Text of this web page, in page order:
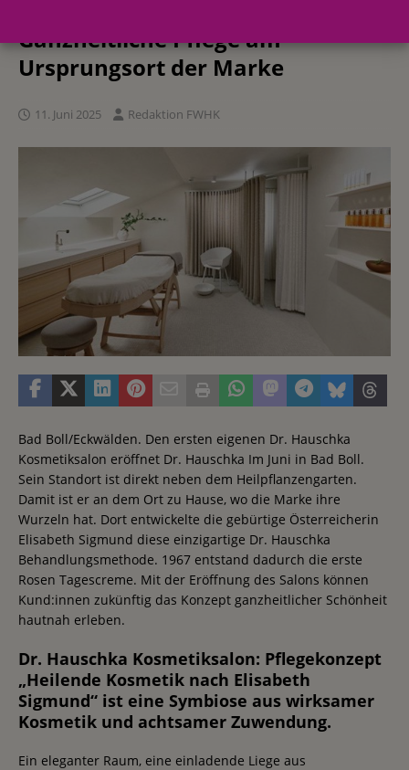
Ganzheitliche Pflege am
Ursprungsort der Marke
11. Juni 2025 Redaktion FWHK
Bad Boll/Eckwälden. Den ersten eigenen Dr. Hauschka
Kosmetiksalon eröffnet Dr. Hauschka Im Juni in Bad Boll.
Sein Standort ist direkt neben dem Heilpflanzengarten.
Damit ist er an dem Ort zu Hause, wo die Marke ihre
Wurzeln hat. Dort entwickelte die gebürtige Österreicherin
Elisabeth Sigmund diese einzigartige Dr. Hauschka
Behandlungsmethode. 1967 entstand dadurch die erste
Rosen Tagescreme. Mit der Eröffnung des Salons können
Kund:innen zukünftig das Konzept ganzheitlicher Schönheit
hautnah erleben.
Dr. Hauschka Kosmetiksalon: Pflegekonzept
„Heilende Kosmetik nach Elisabeth
Sigmund“ ist eine Symbiose aus wirksamer
Kosmetik und achtsamer Zuwendung.
Ein eleganter Raum, eine einladende Liege aus